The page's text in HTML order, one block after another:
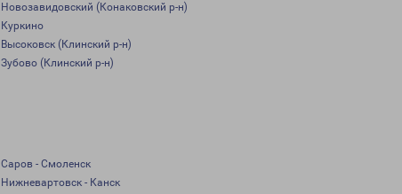
Новозавидовский (Конаковский р-н)
Куркино
Высоковск (Клинский р-н)
Зубово (Клинский р-н)
Саров - Смоленск
Нижневартовск - Канск